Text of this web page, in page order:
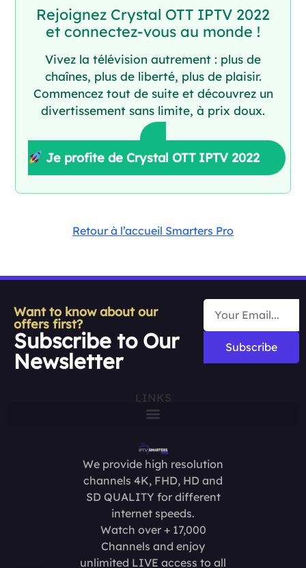
Rejoignez Crystal OTT IPTV 2022
et connectez-vous au monde !
Vivez la télévision autrement : plus de
chaînes, plus de liberté, plus de plaisir.
Commencez tout de suite et découvrez un
divertissement sans limite, à prix doux.
Je profite de Crystal OTT IPTV 2022
Retour à l’accueil Smarters Pro
Want to know about our
offers first?
Subscribe to Our
Newsletter
Subscribe
LINKS
We provide high resolution
channels 4K, FHD, HD and
SD QUALITY for different
internet speeds.
Watch over + 17,000
Channels and enjoy
unlimited LIVE access to all